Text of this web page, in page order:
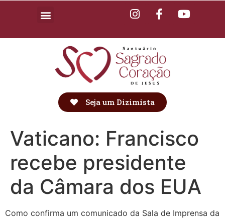
Seja um Dizimista
Vaticano: Francisco
recebe presidente
da Câmara dos EUA
Como confirma um comunicado da Sala de Imprensa da